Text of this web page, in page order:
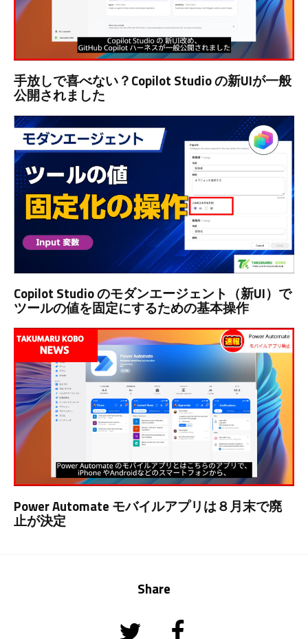
手放しで喜べない？Copilot Studio の新UIが一般
公開されました
Copilot Studio のモダンエージェント（新UI）で
ツールの値を固定にするための基本操作
Power Automate モバイルアプリは８月末で廃
止が決定
Share